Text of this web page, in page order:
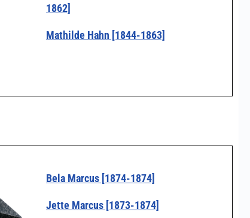
1862]
Mathilde Hahn [1844-1863]
Bela Marcus [1874-1874]
Jette Marcus [1873-1874]